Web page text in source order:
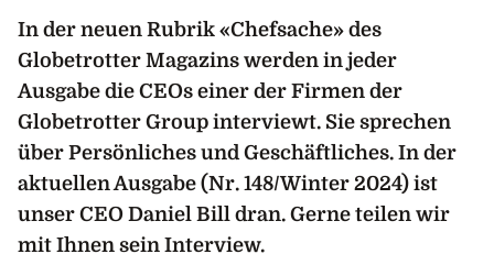
In der neuen Rubrik «Chefsache» des
Globetrotter Magazins werden in jeder
Ausgabe die CEOs einer der Firmen der
Globetrotter Group interviewt. Sie sprechen
über Persönliches und Geschäftliches. In der
aktuellen Ausgabe (Nr. 148/Winter 2024) ist
unser CEO Daniel Bill dran. Gerne teilen wir
mit Ihnen sein Interview.